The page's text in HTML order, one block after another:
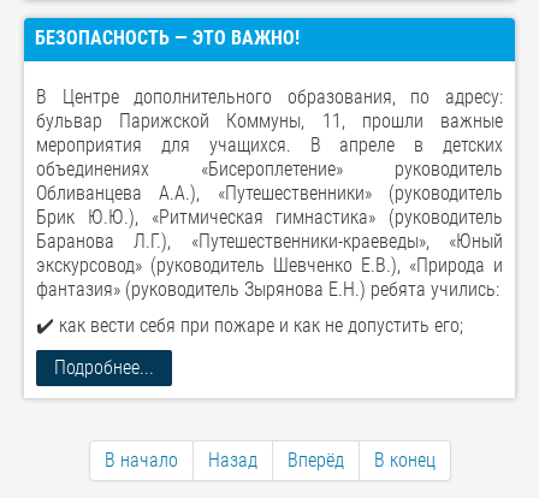
БЕЗОПАСНОСТЬ — ЭТО ВАЖНО!
В Центре дополнительного образования, по адресу:
бульвар Парижской Коммуны, 11, прошли важные
мероприятия для учащихся. В апреле в детских
объединениях «Бисероплетение» руководитель
Обливанцева А.А.), «Путешественники» (руководитель
Брик Ю.Ю.), «Ритмическая гимнастика» (руководитель
Баранова Л.Г.), «Путешественники-краеведы», «Юный
экскурсовод» (руководитель Шевченко Е.В.), «Природа и
фантазия» (руководитель Зырянова Е.Н.) ребята учились:
✔️ как вести себя при пожаре и как не допустить его;
Подробнее...
В начало Назад Вперёд В конец